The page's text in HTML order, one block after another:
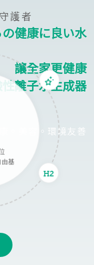
健康に良い水
讓全家更健康
離子水生成器
康。美容。環境友善
護者
基